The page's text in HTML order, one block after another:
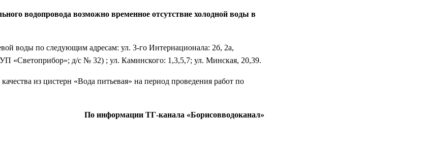
водопровода возможно временное отсутствие холодной воды в
воды по следующим адресам: ул. 3-го Интернационала: 2б, 2а,
«Светоприбор»; д/с № 32) ; ул. Каминского: 1,3,5,7; ул. Минская, 20,39.
из цистерн «Вода питьевая» на период проведения работ по
По информации ТГ-канала «Борисовводоканал»